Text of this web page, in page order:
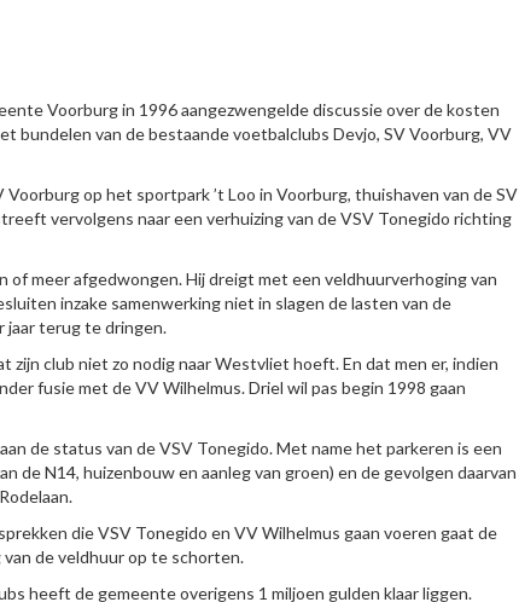
Voorburg in 1996 aangezwengelde discussie over de kosten
bundelen van de bestaande voetbalclubs Devjo, SV Voorburg, VV
op het sportpark ’t Loo in Voorburg, thuishaven van de SV
vervolgens naar een verhuizing van de VSV Tonegido richting
meer afgedwongen. Hij dreigt met een veldhuurverhoging van
inzake samenwerking niet in slagen de lasten van de
jaar terug te dringen.
zijn club niet zo nodig naar Westvliet hoeft. En dat men er, indien
fusie met de VV Wilhelmus. Driel wil pas begin 1998 gaan
de status van de VSV Tonegido. Met name het parkeren is een
de N14, huizenbouw en aanleg van groen) en de gevolgen daarvan
die VSV Tonegido en VV Wilhelmus gaan voeren gaat de
de veldhuur op te schorten.
heeft de gemeente overigens 1 miljoen gulden klaar liggen.